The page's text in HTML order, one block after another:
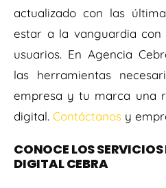
actualizado con las
estar a la vanguardia con
usuarios. En Agencia
las herramientas
empresa y tu marca una
digital. Contáctanos y
CONOCE LOS
DIGITAL CEBRA